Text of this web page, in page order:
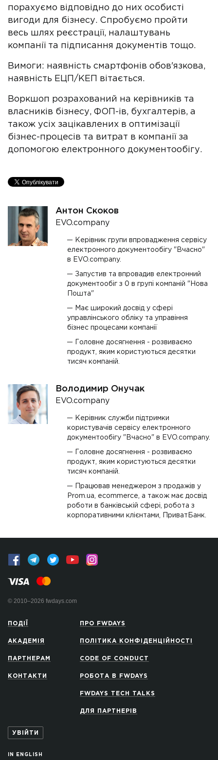
порахуємо відповідно до них особисті
вигоди для бізнесу. Спробуємо пройти
весь шлях реєстрації, налаштувань
компанії та підписання документів тощо.
Вимоги: наявність смартфонів обов'язкова,
наявність ЕЦП/КЕП вітається.
Воркшоп розрахований на керівників та
власників бізнесу, ФОП-ів, бухгалтерів, а
також усіх зацікавлених в оптимізації
бізнес-процесів та витрат в компанії за
допомогою електронного документообігу.
Антон Скоков
EVO.company
Керівник групи впровадження сервісу
електронного документообігу "Вчасно"
в EVO.company.
Запустив та впровадив електронний
документообіг з 0 в групі компаній "Нова
Пошта"
Має широкий досвід у сфері
управлінського обліку та управіння
бізнес процесами компанії
Головне досягнення - розвиваємо
продукт, яким користуються десятки
тисяч компаній.
Володимир Онучак
EVO.company
Керівник служби підтримки
користувачів сервісу електронного
документообігу "Вчасно" в EVO.company.
Головне досягнення - розвиваємо
продукт, яким користуються десятки
тисяч компаній.
Працював менеджером з продажів у
Prom.ua, ecommerce, а також має досвід
роботи в банківській сфері, робота з
корпоративними клієнтами, ПриватБанк.
© 2010–2026 fwdays.com
ПОДІЇ
АКАДЕМІЯ
ПАРТНЕРАМ
КОНТАКТИ
ПРО FWDAYS
ПОЛІТИКА КОНФІДЕНЦІЙНОСТІ
CODE OF CONDUCT
РОБОТА В FWDAYS
FWDAYS TECH TALKS
ДЛЯ ПАРТНЕРІВ
УВІЙТИ
IN ENGLISH